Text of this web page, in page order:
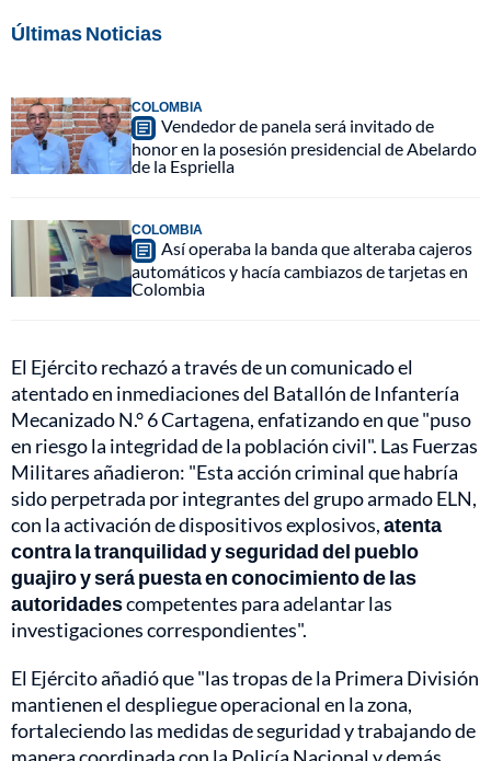
Últimas Noticias
COLOMBIA
Vendedor de panela será invitado de
honor en la posesión presidencial de Abelardo
de la Espriella
COLOMBIA
Así operaba la banda que alteraba cajeros
automáticos y hacía cambiazos de tarjetas en
Colombia
El Ejército rechazó a través de un comunicado el
atentado en inmediaciones del Batallón de Infantería
Mecanizado N.° 6 Cartagena, enfatizando en que "puso
en riesgo la integridad de la población civil". Las Fuerzas
Militares añadieron: "Esta acción criminal que habría
sido perpetrada por integrantes del grupo armado ELN,
con la activación de dispositivos explosivos,atenta
contra la tranquilidad y seguridad del pueblo
guajiro y será puesta en conocimiento de las
autoridadescompetentes para adelantar las
investigaciones correspondientes".
El Ejército añadió que "las tropas de la Primera División
mantienen el despliegue operacional en la zona,
fortaleciendo las medidas de seguridad y trabajando de
manera coordinada con la Policía Nacional y demás